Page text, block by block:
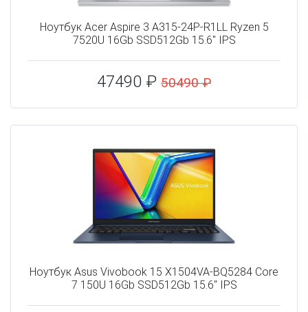
Ноутбук Acer Aspire 3 A315-24P-R1LL Ryzen 5
7520U 16Gb SSD512Gb 15.6" IPS
47490 ₽ 50490 ₽
Ноутбук Asus Vivobook 15 X1504VA-BQ5284 Core
7 150U 16Gb SSD512Gb 15.6" IPS